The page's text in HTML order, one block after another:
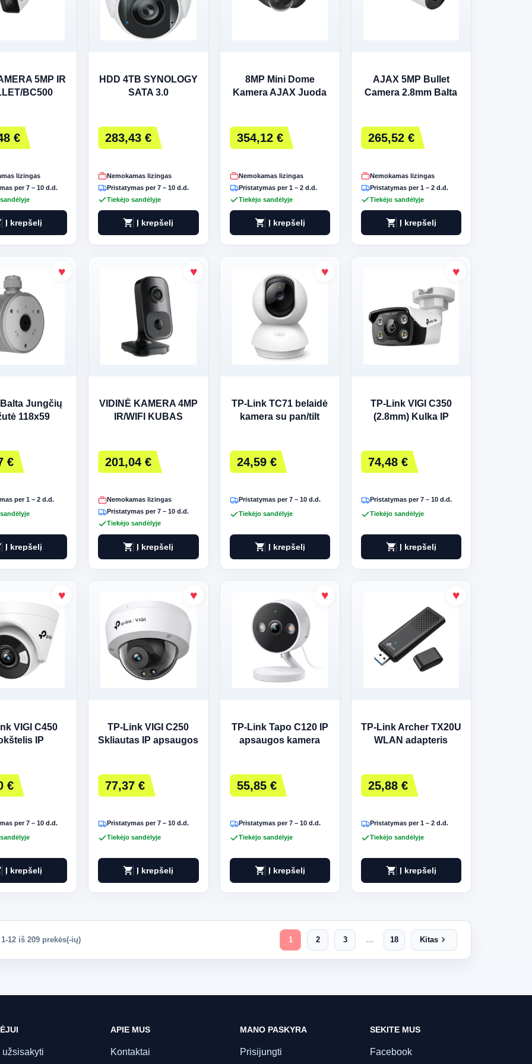
5MP IR
BC500
€
lizingas
per 7 – 10 d.d.
Į krepšelį
HDD 4TB SYNOLOGY
SATA 3.0
283,43 €
Nemokamas lizingas
Pristatymas per 7 – 10 d.d.
Tiekėjo sandėlyje
shopping_cart Į krepšelį
8MP Mini Dome
Kamera AJAX Juoda
354,12 €
Nemokamas lizingas
Pristatymas per 1 – 2 d.d.
Tiekėjo sandėlyje
shopping_cart Į krepšelį
AJAX 5MP Bullet
Camera 2.8mm Balta
265,52 €
Nemokamas lizingas
Pristatymas per 1 – 2 d.d.
Tiekėjo sandėlyje
shopping_cart Į krepšelį
Jungčių
118x59
€
per 1 – 2 d.d.
Į krepšelį
VIDINĖ KAMERA 4MP
IR/WIFI KUBAS
201,04 €
Nemokamas lizingas
Pristatymas per 7 – 10 d.d.
Tiekėjo sandėlyje
shopping_cart Į krepšelį
TP-Link TC71 belaidė
kamera su pan/tilt
24,59 €
Pristatymas per 7 – 10 d.d.
Tiekėjo sandėlyje
shopping_cart Į krepšelį
TP-Link VIGI C350
(2.8mm) Kulka IP
74,48 €
Pristatymas per 7 – 10 d.d.
Tiekėjo sandėlyje
shopping_cart Į krepšelį
VIGI C450
IP
€
per 7 – 10 d.d.
Į krepšelį
TP-Link VIGI C250
Skliautas IP apsaugos
77,37 €
Pristatymas per 7 – 10 d.d.
Tiekėjo sandėlyje
shopping_cart Į krepšelį
TP-Link Tapo C120 IP
apsaugos kamera
55,85 €
Pristatymas per 7 – 10 d.d.
Tiekėjo sandėlyje
shopping_cart Į krepšelį
TP-Link Archer TX20U
WLAN adapteris
25,88 €
Pristatymas per 1 – 2 d.d.
Tiekėjo sandėlyje
shopping_cart Į krepšelį
12 iš 209 prekės(-ių) 1 2 3 … 18 Kitas chevron_right
užsisakyti
APIE MUS
Kontaktai
MANO PASKYRA
Prisijungti
SEKITE MUS
Facebook